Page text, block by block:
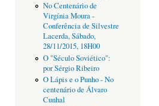
No Centenário de
Virgínia Moura -
Conferência de Silvestre
Lacerda, Sábado,
28/11/2015, 18H00
O "Século Soviético":
por Sérgio Ribeiro
O Lápis e o Punho - No
centenário de Álvaro
Cunhal